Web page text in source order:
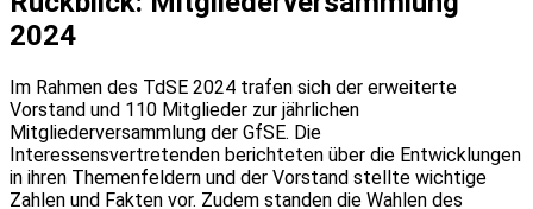
2024
Im Rahmen des TdSE 2024 trafen sich der erweiterte
Vorstand und 110 Mitglieder zur jährlichen
Mitgliederversammlung der GfSE. Die
Interessensvertretenden berichteten über die Entwicklungen
in ihren Themenfeldern und der Vorstand stellte wichtige
Zahlen und Fakten vor. Zudem standen die Wahlen des